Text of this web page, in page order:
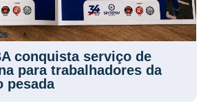
conquista serviço de
para trabalhadores da
pesada